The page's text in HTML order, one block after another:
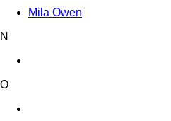
Mila Owen
N
O